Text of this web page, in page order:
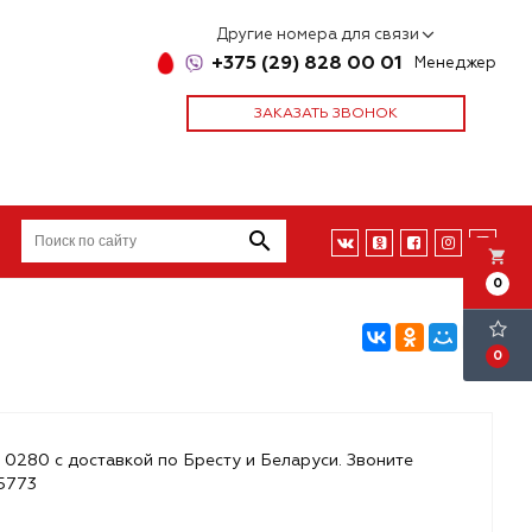
Другие номера для связи
+375 (29) 828 00 01 Менеджер
ЗАКАЗАТЬ ЗВОНОК
local_grocery_store
0
0
с доставкой по Бресту и Беларуси. Звоните